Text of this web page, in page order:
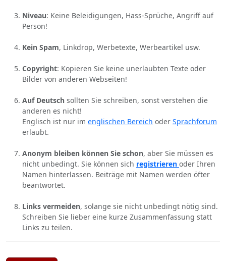
Niveau: Keine Beleidigungen, Hass-Sprüche, Angriff auf
Person!
Kein Spam, Linkdrop, Werbetexte, Werbeartikel usw.
Copyright: Kopieren Sie keine unerlaubten Texte oder
Bilder von anderen Webseiten!
Auf Deutsch sollten Sie schreiben, sonst verstehen die
anderen es nicht!
Englisch ist nur im englischen Bereich oder Sprachforum
erlaubt.
Anonym bleiben können Sie schon, aber Sie müssen es
nicht unbedingt. Sie können sich registrieren oder Ihren
Namen hinterlassen. Beiträge mit Namen werden öfter
beantwortet.
Links vermeiden, solange sie nicht unbedingt nötig sind.
Schreiben Sie lieber eine kurze Zusammenfassung statt
Links zu teilen.